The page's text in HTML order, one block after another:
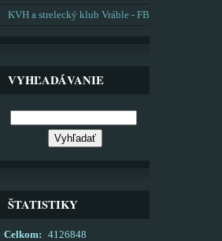
KVH a strelecký klub Vráble - FB
VYHĽADÁVANIE
ŠTATISTIKY
Celkom:
4126848